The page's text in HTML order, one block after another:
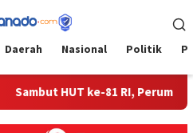
Daerah Nasional Politik
HUT ke-81 RI, Perumda